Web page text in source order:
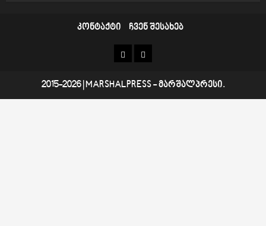
კონტაქტი ჩვენ შესახებ
კონტაქტი
ჩვენ
2015-2026 MARSHALPRESS- მარშალპრესი.